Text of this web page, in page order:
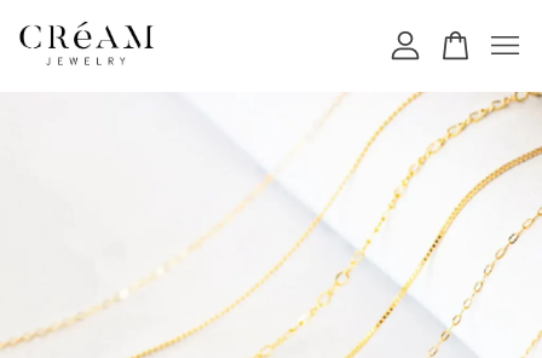
您的購物車目前還是空的。
繼續購物